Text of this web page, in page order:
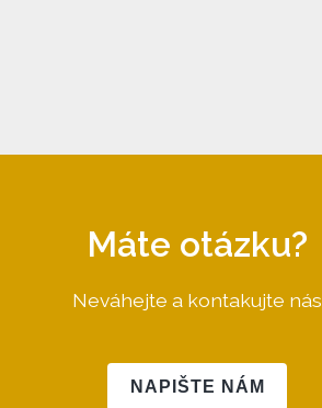
Máte otázku?
Neváhejte a kontakujte nás
NAPIŠTE NÁM